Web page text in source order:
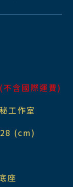
(不含國際運費)
工作室
(cm)
座